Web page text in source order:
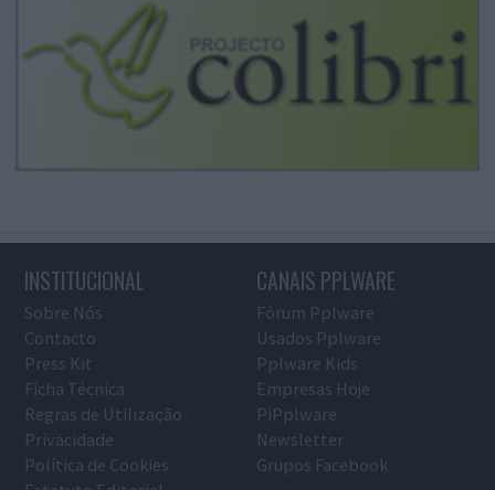
INSTITUCIONAL
Sobre Nós
Contacto
Press Kit
Ficha Técnica
Regras de Utilização
Privacidade
Política de Cookies
CANAIS PPLWARE
Fórum Pplware
Usados Pplware
Pplware Kids
Empresas Hoje
PiPplware
Newsletter
Grupos Facebook